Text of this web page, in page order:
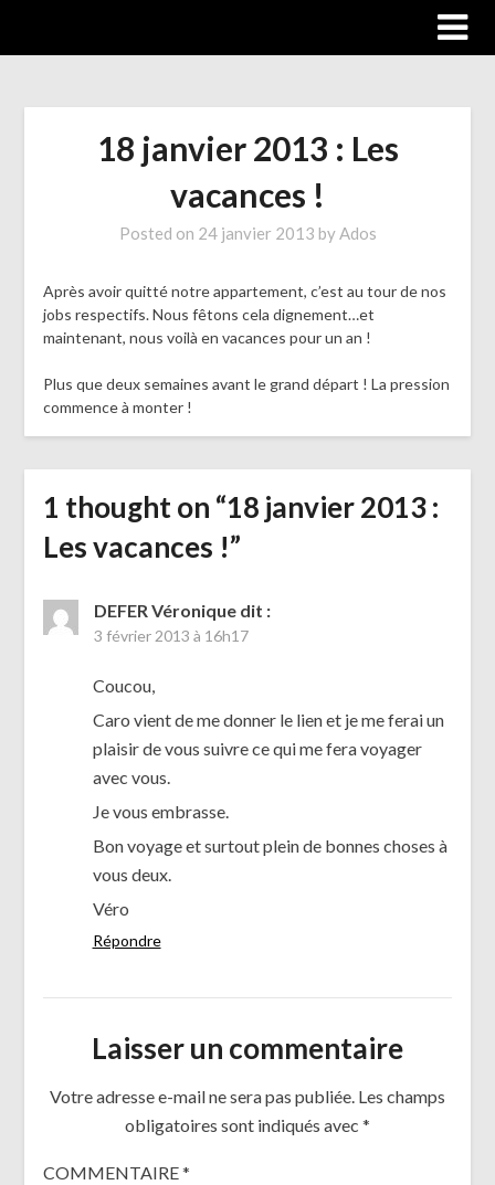
18 janvier 2013 : Les
vacances !
Posted on 24 janvier 2013 byAdos
Après avoir quitté notre appartement, c’est au tour de nos
jobs respectifs. Nous fêtons cela dignement…et
maintenant, nous voilà en vacances pour un an !
Plus que deux semaines avant le grand départ ! La pression
commence à monter !
1 thought on “18 janvier 2013 :
Les vacances !”
DEFER Véronique dit :
3 février 2013 à 16h17
Coucou,
Caro vient de me donner le lien et je me ferai un
plaisir de vous suivre ce qui me fera voyager
avec vous.
Je vous embrasse.
Bon voyage et surtout plein de bonnes choses à
vous deux.
Véro
Répondre
Laisser un commentaire
Votre adresse e-mail ne sera pas publiée. Les champs
obligatoires sont indiqués avec *
COMMENTAIRE*